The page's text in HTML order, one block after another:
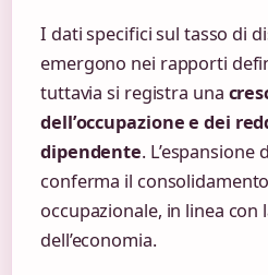
I dati specifici sul tasso di
emergono nei rapporti
tuttavia si registra una
dell’occupazione e dei
dipendente. L’espansione
conferma il
occupazionale, in linea con
dell’economia.